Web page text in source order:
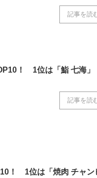
記事を読
！ 1位は「鮨 七海」
記事を読
！ 1位は「焼肉 チャン